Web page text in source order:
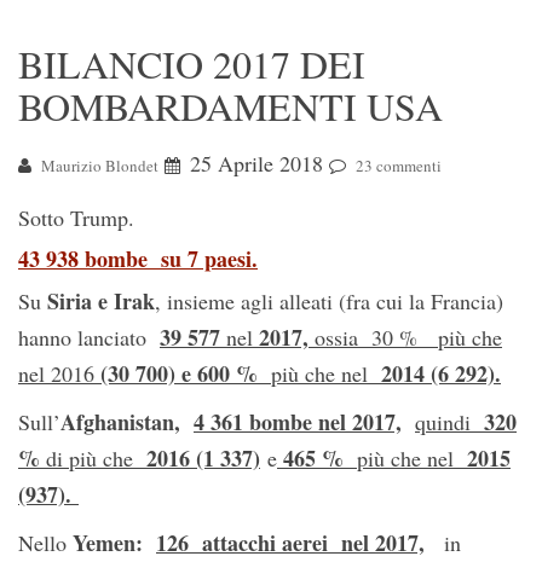
BILANCIO 2017 DEI
BOMBARDAMENTI USA
Maurizio Blondet 25 Aprile 2018 23 commenti
Sotto Trump.
43 938 bombe su 7 paesi.
Su Siria e Irak, insieme agli alleati (fra cui la Francia)
hanno lanciato 39 577 nel 2017, ossia 30 % più che
nel 2016 (30 700) e 600 % più che nel 2014 (6 292).
Sull’Afghanistan, 4 361 bombe nel 2017, quindi 320
% di più che 2016 (1 337) e 465 % più che nel 2015
(937).
Nello Yemen: 126 attacchi aerei nel 2017, in